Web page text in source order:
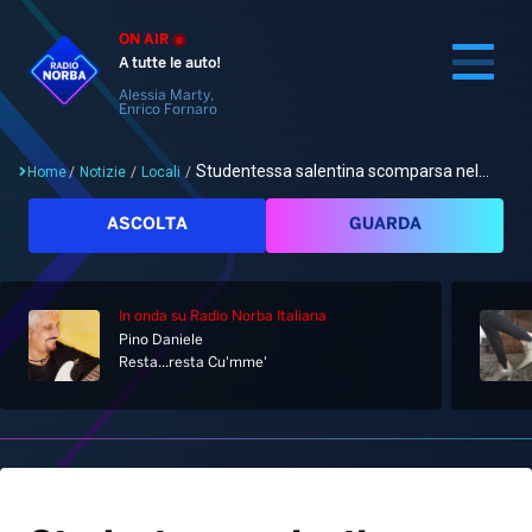
ON AIR
A tutte le auto!
Alessia Marty,
Enrico Fornaro
Cerca
Home
Palinsesto
Notizie
Home/ Notizie / Locali / Studentessa salentina scomparsa nel...
ASCOLTA GUARDA
In onda su Radio Norba Italiana
Pino Daniele
Resta...resta Cu'mme'